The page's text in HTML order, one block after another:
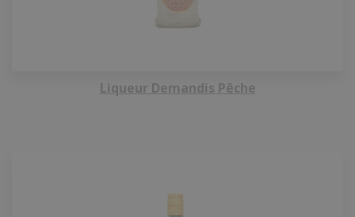
Liqueur Demandis Pêche